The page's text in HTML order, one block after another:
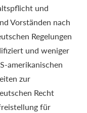
und
Vorständen nach
Regelungen
und weniger
amerikanischen
zur
Recht
für